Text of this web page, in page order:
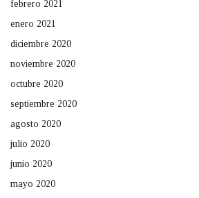
febrero 2021
enero 2021
diciembre 2020
noviembre 2020
octubre 2020
septiembre 2020
agosto 2020
julio 2020
junio 2020
mayo 2020